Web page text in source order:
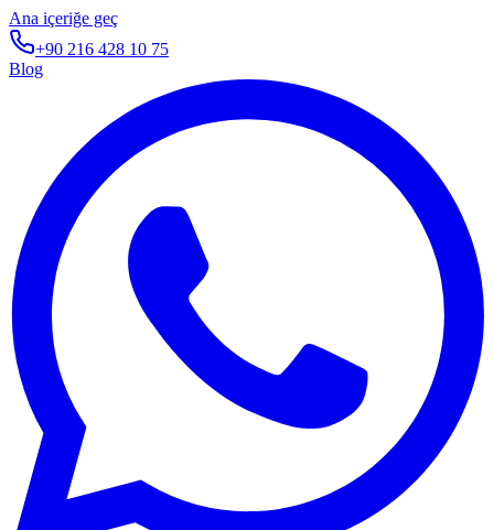
Ana içeriğe geç
+90 216 428 10 75
Blog